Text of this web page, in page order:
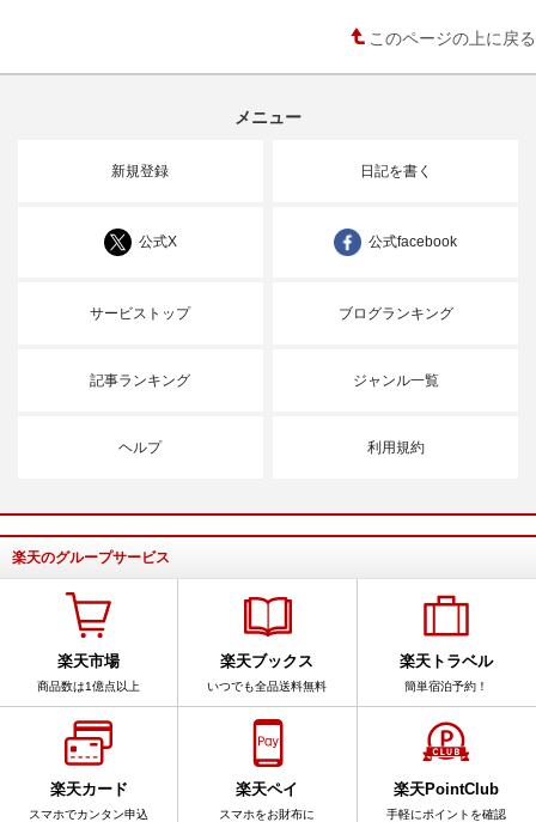
このページの上に戻る
メニュー
新規登録 日記を書く
公式X 公式facebook
サービストップ ブログランキング
記事ランキング ジャンル一覧
ヘルプ 利用規約
楽天のグループサービス
楽天市場
商品数は1億点以上
楽天ブックス
いつでも全品送料無料
楽天トラベル
簡単宿泊予約！
楽天カード
スマホでカンタン申込
楽天ペイ
スマホをお財布に
楽天PointClub
手軽にポイントを確認